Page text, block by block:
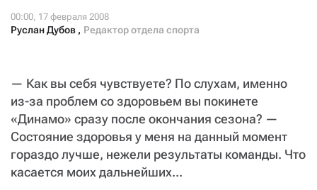
Руслан Дубов , Редактор отдела спорта
— Как вы себя чувствуете? По слухам, именно
из-за проблем со здоровьем вы покинете
«Динамо» сразу после окончания сезона? —
Состояние здоровья у меня на данный момент
гораздо лучше, нежели результаты команды. Что
касается моих дальнейших...
Нажимая кнопку «Стать соучастником»,
я принимаю условия
Если у вас есть вопросы, пишите donate@novayagazeta.ruили
звоните:
+7 (929) 612-03-68